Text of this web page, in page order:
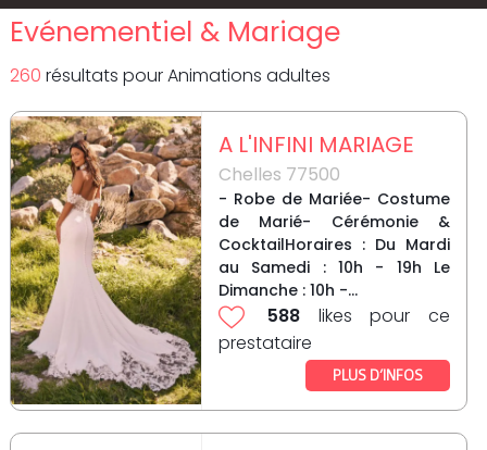
Evénementiel & Mariage
260 résultats pourAnimations adultes
A L'INFINI MARIAGE
Chelles 77500
- Robe de Mariée- Costume
de Marié- Cérémonie &
CocktailHoraires : Du Mardi
au Samedi : 10h - 19h Le
Dimanche : 10h -...
588 likes pour ce
prestataire
PLUS D’INFOS